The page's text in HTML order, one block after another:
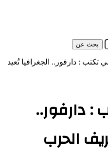
بحث عن
تكتب : دارفور.. الجغرافيا تُعيد
دارفور..
الحرب